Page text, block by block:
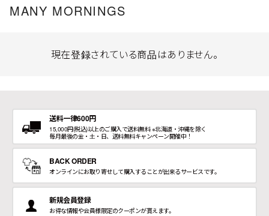
H
B
r
セ
レ
ク
ョ
ッ
プ
GOODS
OTHER
FRENCH Bleu ORIGINAL
MANY MORNINGS
現在登録されている商品はありません。
送料一律600円
15,000円(税込)以上のご購入で送料無料 ※北海道・沖縄を除く
毎月最後の金・土・日、送料無料キャンペーン開催中！
BACK ORDER
オンラインにお取り寄せして購入することが出来るサービスです。
新規会員登録
お得な情報や会員様限定のクーポンが貰えます。